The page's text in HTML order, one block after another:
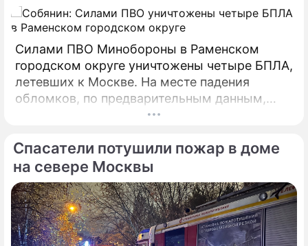
Силами ПВО Минобороны в Раменском
городском округе уничтожены четыре БПЛА,
летевших к Москве. На месте падения
обломков, по предварительным данным,
разрушений и пострадавших нет. На месте
Спасатели потушили пожар в доме
на севере Москвы